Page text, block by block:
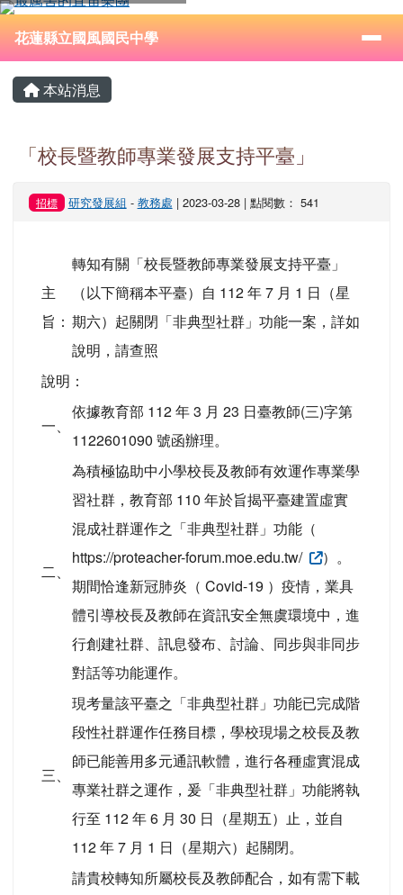
跳至主內容區
花蓮縣立國風國民中學
⏸
導覽列
花蓮縣立國風國民中學
主內容區域
本站消息
「校長暨教師專業發展支持平臺」
招標 研究發展組 - 教務處 | 2023-03-28 | 點閱數： 541
主
旨：
轉知有關「校長暨教師專業發展支持平臺」
（以下簡稱本平臺）自 112 年 7 月 1 日（星
期六）起關閉「非典型社群」功能一案，詳如
說明，請查照
說明：
一、
依據教育部 112 年 3 月 23 日臺教師(三)字第
1122601090 號函辦理。
二、
為積極協助中小學校長及教師有效運作專業學
習社群，教育部 110 年於旨揭平臺建置虛實
混成社群運作之「非典型社群」功能（
https://proteacher-forum.moe.edu.tw/
）。
期間恰逢新冠肺炎（ Covid-19 ）疫情，業具
體引導校長及教師在資訊安全無虞環境中，進
行創建社群、訊息發布、討論、同步與非同步
對話等功能運作。
三、
現考量該平臺之「非典型社群」功能已完成階
段性社群運作任務目標，學校現場之校長及教
師已能善用多元通訊軟體，進行各種虛實混成
專業社群之運作，爰「非典型社群」功能將執
行至 112 年 6 月 30 日（星期五）止，並自
112 年 7 月 1 日（星期六）起關閉。
請貴校轉知所屬校長及教師配合，如有需下載
頁尾區域